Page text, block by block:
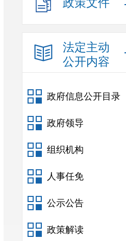
法定主动
公开内容
政府信息公开目录
政府领导
组织机构
人事任免
公示公告
政策解读